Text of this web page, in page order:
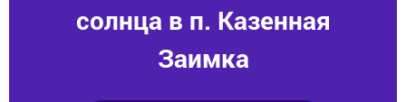
солнца в п. Казенная
Заимка